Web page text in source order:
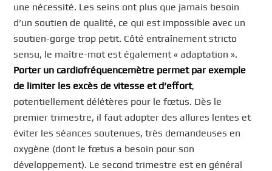
une nécessité. Les seins ont plus que jamais besoin
d’un soutien de qualité, ce qui est impossible avec un
soutien-gorge trop petit. Côté entraînement stricto
sensu, le maître-mot est également « adaptation ».
Porter un cardiofréquencemètre permet par exemple
de limiter les excès de vitesse et d’effort,
potentiellement délétères pour le fœtus. Dès le
premier trimestre, il faut adopter des allures lentes et
éviter les séances soutenues, très demandeuses en
oxygène (dont le fœtus a besoin pour son
développement). Le second trimestre est en général